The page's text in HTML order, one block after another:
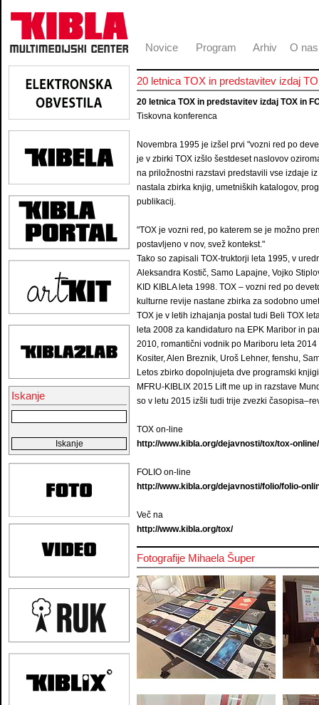
Novice Program Arhiv O nas
Iskanje
20 letnica TOX in predstavitev izdaj
20 letnica TOX in predstavitev izdaj TOX in
Tiskovna konferenca
Novembra 1995 je izšel prvi "vozni red po
je v zbirki TOX izšlo šestdeset naslovov
na priložnostni razstavi predstavili vse izdaje
nastala zbirka knjig, umetniških katalogov,
publikacij.
"TOX je vozni red, po katerem se je možno
postavljeno v nov, svež kontekst."
Tako so zapisali TOX-truktorji leta 1995, v
Aleksandra Kostič, Samo Lapajne, Vojko
KID KIBLA leta 1998. TOX – vozni red po
kulturne revije nastane zbirka za sodobno
TOX je v letih izhajanja postal tudi Beli TOX
leta 2008 za kandidaturo na EPK Maribor in
2010, romantični vodnik po Mariboru leta
Kositer, Alen Breznik, Uroš Lehner, fenshu,
Letos zbirko dopolnjujeta dve programski
MFRU-KIBLIX 2015 Lift me up in razstave
so v letu 2015 izšli tudi trije zvezki
TOX on-line
http://www.kibla.org/dejavnosti/tox/tox-online/
FOLIO on-line
http://www.kibla.org/dejavnosti/folio/folio-
Več na
http://www.kibla.org/tox/
Fotografije Mihaela Šuper